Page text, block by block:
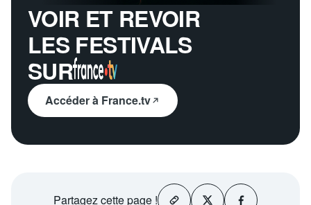
VOIR ET REVOIR
LES FESTIVALS
SUR
Accéder à France.tv
Partagezcette page !